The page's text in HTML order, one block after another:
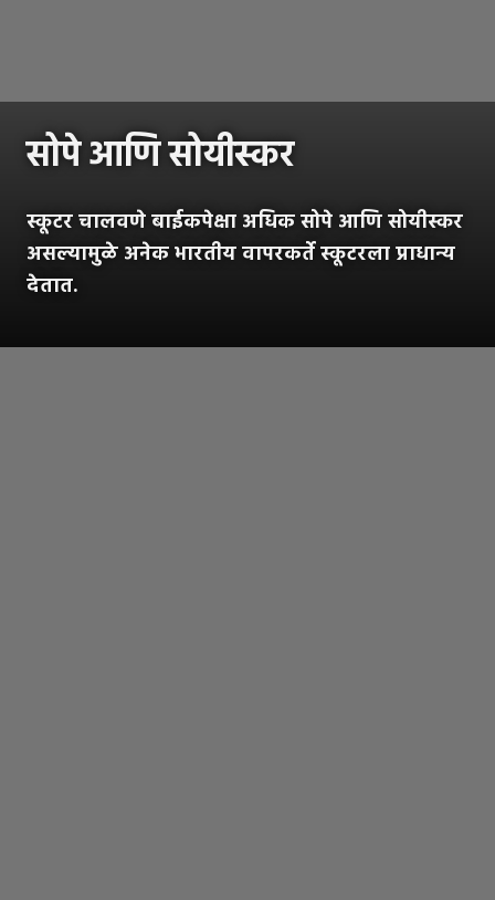
सोपे आणि सोयीस्कर
स्कूटर चालवणे बाईकपेक्षा अधिक सोपे आणि सोयीस्कर
असल्यामुळे अनेक भारतीय वापरकर्ते स्कूटरला प्राधान्य
देतात.